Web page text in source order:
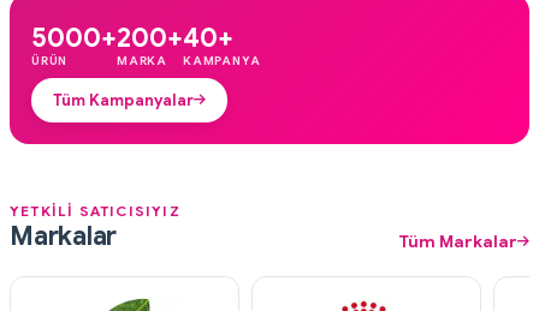
5000+
ÜRÜN
200+
MARKA
40+
KAMPANYA
Tüm Kampanyalar
YETKİLİ SATICISIYIZ
Markalar Tüm Markalar